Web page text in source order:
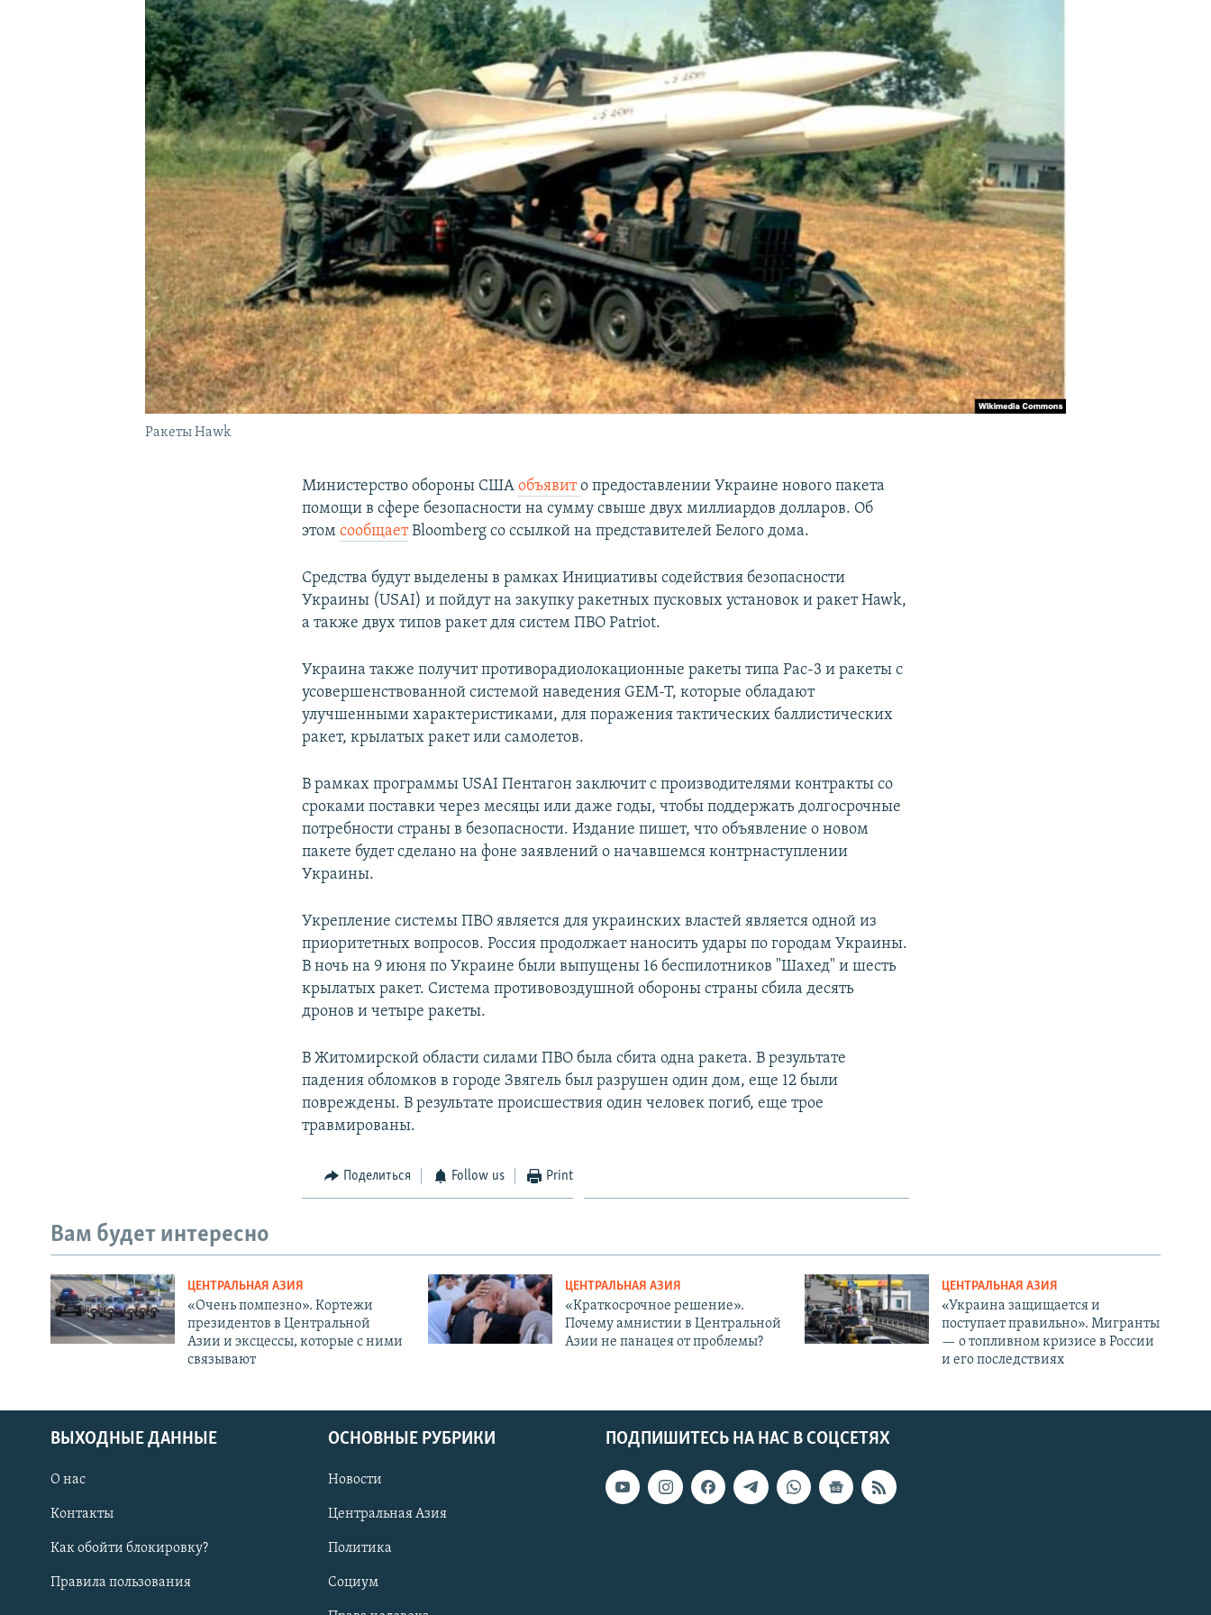
Ракеты Hawk
Министерство обороны СШАобъявито предоставлении Украине нового пакета
помощи в сфере безопасности на сумму свыше двух миллиардов долларов. Об
этомсообщаетBloomberg со ссылкой на представителей Белого дома.
Средства будут выделены в рамках Инициативы содействия безопасности
Украины (USAI) и пойдут на закупку ракетных пусковых установок и ракет Hawk,
а также двух типов ракет для систем ПВО Patriot.
Украина также получит противорадиолокационные ракеты типа Pac-3 и ракеты с
усовершенствованной системой наведения GEM-T, которые обладают
улучшенными характеристиками, для поражения тактических баллистических
ракет, крылатых ракет или самолетов.
В рамках программы USAI Пентагон заключит с производителями контракты со
сроками поставки через месяцы или даже годы, чтобы поддержать долгосрочные
потребности страны в безопасности. Издание пишет, что объявление о новом
пакете будет сделано на фоне заявлений о начавшемся контрнаступлении
Украины.
Укрепление системы ПВО является для украинских властей является одной из
приоритетных вопросов. Россия продолжает наносить удары по городам Украины.
В ночь на 9 июня по Украине были выпущены 16 беспилотников "Шахед" и шесть
крылатых ракет. Система противовоздушной обороны страны сбила десять
дронов и четыре ракеты.
В Житомирской области силами ПВО была сбита одна ракета. В результате
падения обломков в городе Звягель был разрушен один дом, еще 12 были
повреждены. В результате происшествия один человек погиб, еще трое
травмированы.
Поделиться Follow us Print
Вам будет интересно
ЦЕНТРАЛЬНАЯ АЗИЯ
«Очень помпезно». Кортежи
президентов в Центральной
Азии и эксцессы, которые с ними
связывают
ЦЕНТРАЛЬНАЯ АЗИЯ
«Краткосрочное решение».
Почему амнистии в Центральной
Азии не панацея от проблемы?
ЦЕНТРАЛЬНАЯ АЗИЯ
«Украина защищается и
поступает правильно». Мигранты
— о топливном кризисе в России
и его последствиях
ПОДПИШИТЕСЬ НА НАС В СОЦСЕТЯХ
ВЫХОДНЫЕ ДАННЫЕ
О нас
Контакты
Как обойти блокировку?
Правила пользования
ОСНОВНЫЕ РУБРИКИ
Новости
Центральная Азия
Политика
Социум